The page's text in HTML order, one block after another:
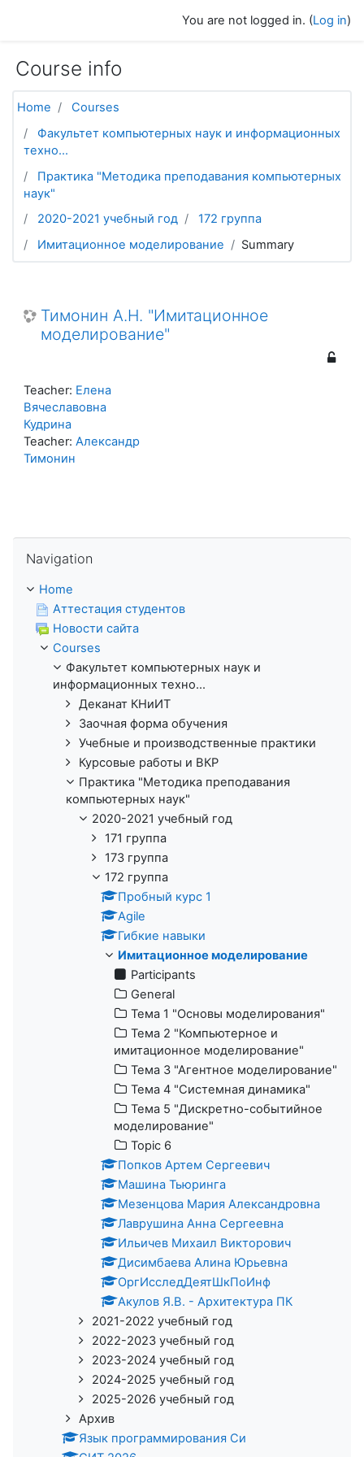
You are not logged in. (Log in)
Course info
Home
Courses
Факультет компьютерных наук и информационных
техно...
Практика "Методика преподавания компьютерных
наук"
2020-2021 учебный год
172 группа
Имитационное моделирование
Summary
Тимонин А.Н. "Имитационное
моделирование"
Teacher: Елена
Вячеславовна
Кудрина
Teacher: Александр
Тимонин
Navigation
Home
Аттестация студентов
Новости сайта
Courses
Факультет компьютерных наук и
информационных техно...
Деканат КНиИТ
Заочная форма обучения
Учебные и производственные практики
Курсовые работы и ВКР
Практика "Методика преподавания
компьютерных наук"
2020-2021 учебный год
171 группа
173 группа
172 группа
Пробный курс 1
Agile
Гибкие навыки
Имитационное моделирование
Participants
General
Тема 1 "Основы моделирования"
Тема 2 "Компьютерное и
имитационное моделирование"
Тема 3 "Агентное моделирование"
Тема 4 "Системная динамика"
Тема 5 "Дискретно-событийное
моделирование"
Topic 6
Попков Артем Сергеевич
Машина Тьюринга
Мезенцова Мария Александровна
Лаврушина Анна Сергеевна
Ильичев Михаил Викторович
Дисимбаева Алина Юрьевна
ОргИсследДеятШкПоИнф
Акулов Я.В. - Архитектура ПК
2021-2022 учебный год
2022-2023 учебный год
2023-2024 учебный год
2024-2025 учебный год
2025-2026 учебный год
Архив
Язык программирования Си